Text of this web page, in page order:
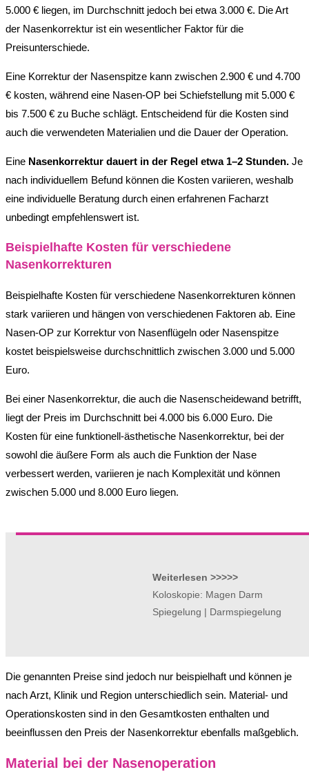
5.000 € liegen, im Durchschnitt jedoch bei etwa 3.000 €. Die Art
der Nasenkorrektur ist ein wesentlicher Faktor für die
Preisunterschiede.
Eine Korrektur der Nasenspitze kann zwischen 2.900 € und 4.700
€ kosten, während eine Nasen-OP bei Schiefstellung mit 5.000 €
bis 7.500 € zu Buche schlägt. Entscheidend für die Kosten sind
auch die verwendeten Materialien und die Dauer der Operation.
Eine Nasenkorrektur dauert in der Regel etwa 1–2 Stunden. Je
nach individuellem Befund können die Kosten variieren, weshalb
eine individuelle Beratung durch einen erfahrenen Facharzt
unbedingt empfehlenswert ist.
Beispielhafte Kosten für verschiedene
Nasenkorrekturen
Beispielhafte Kosten für verschiedene Nasenkorrekturen können
stark variieren und hängen von verschiedenen Faktoren ab. Eine
Nasen-OP zur Korrektur von Nasenflügeln oder Nasenspitze
kostet beispielsweise durchschnittlich zwischen 3.000 und 5.000
Euro.
Bei einer Nasenkorrektur, die auch die Nasenscheidewand betrifft,
liegt der Preis im Durchschnitt bei 4.000 bis 6.000 Euro. Die
Kosten für eine funktionell-ästhetische Nasenkorrektur, bei der
sowohl die äußere Form als auch die Funktion der Nase
verbessert werden, variieren je nach Komplexität und können
zwischen 5.000 und 8.000 Euro liegen.
Weiterlesen >>>>>
Koloskopie: Magen Darm
Spiegelung | Darmspiegelung
Die genannten Preise sind jedoch nur beispielhaft und können je
nach Arzt, Klinik und Region unterschiedlich sein. Material- und
Operationskosten sind in den Gesamtkosten enthalten und
beeinflussen den Preis der Nasenkorrektur ebenfalls maßgeblich.
Material bei der Nasenoperation